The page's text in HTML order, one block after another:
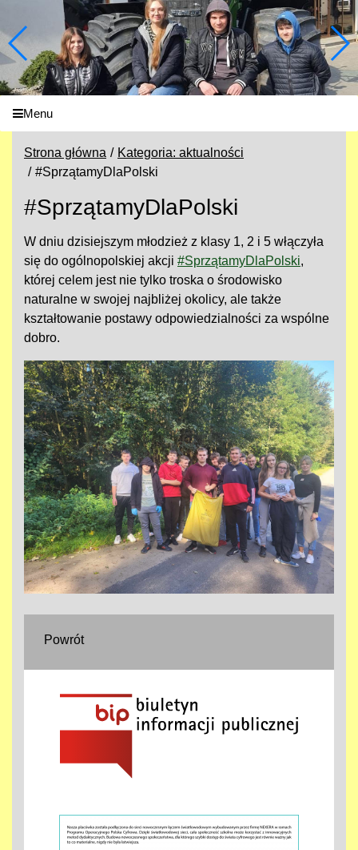
Menu
Strona główna
Kategoria: aktualności
#SprzątamyDlaPolski
#SprzątamyDlaPolski
W dniu dzisiejszym młodzież z klasy 1, 2 i 5 włączyła
się do ogólnopolskiej akcji #SprzątamyDlaPolski,
której celem jest nie tylko troska o środowisko
naturalne w swojej najbliżej okolicy, ale także
kształtowanie postawy odpowiedzialności za wspólne
dobro.
Powrót